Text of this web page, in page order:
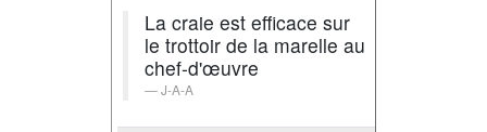
La craie est efficace sur
le trottoir de la marelle au
chef-d'œuvre
J-A-A